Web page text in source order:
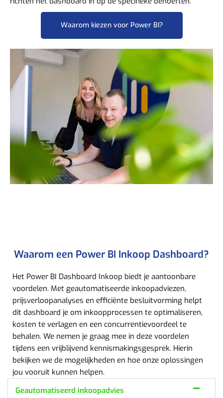
Waarom kiezen voor Power BI?
Waarom een Power BI Inkoop Dashboard?
Het Power BI Dashboard Inkoop biedt je aantoonbare
voordelen. Met geautomatiseerde inkoopadviezen,
prijsverloopanalyses en efficiënte besluitvorming helpt
dit dashboard je om inkoopprocessen te optimaliseren,
kosten te verlagen en een concurrentievoordeel te
behalen. We nemen je graag mee in deze voordelen
tijdens een vrijblijvend kennismakingsgesprek. Hierin
bekijken we de mogelijkheden en hoe onze oplossingen
jou vooruit kunnen helpen.
Geautomatiseerd inkoopadvies